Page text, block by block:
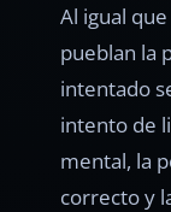
Al igual
pueblan la
intentado
intento de
mental, la
correcto y